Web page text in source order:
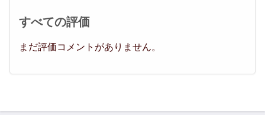
すべての評価
まだ評価コメントがありません。